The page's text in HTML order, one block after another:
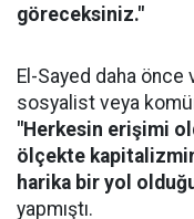
göreceksiniz."
El-Sayed daha
sosyalist veya
"Herkesin erişimi
ölçekte
harika bir yol
yapmıştı.